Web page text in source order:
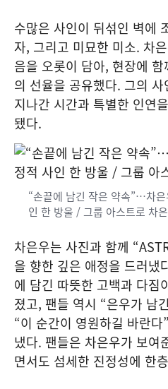
수많은 사인이 뒤섞인 벽에
자, 그리고 미묘한 미소. 차
음을 오롯이 담아, 현장에
의 선율을 공유했다. 그의
지나간 시간과 특별한 인연
됐다.
“손끝에 남긴 작은 약속”…차
인 한 방울 / 그룹 아스트로 차
차은우는 사진과 함께
을 향한 깊은 애정을 드러냈
에 담긴 따뜻한 고백과 다짐
졌고, 팬들 역시 “은우가 남
“이 순간이 영원하길 바란
냈다. 팬들은 차은우가 보여
면서도 섬세한 진정성에 한